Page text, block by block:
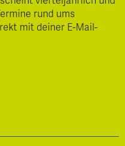
rund ums
mit deiner E-Mail-